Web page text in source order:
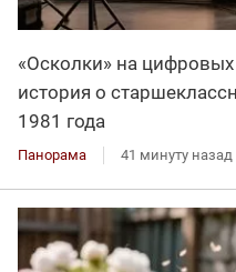
«Осколки» на
история о
1981 года
Панорама 41 минуту назад